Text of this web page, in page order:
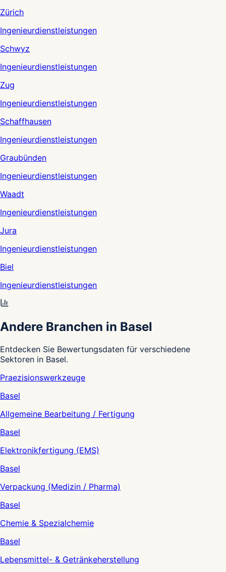
Zürich
Ingenieurdienstleistungen
Schwyz
Ingenieurdienstleistungen
Zug
Ingenieurdienstleistungen
Schaffhausen
Ingenieurdienstleistungen
Graubünden
Ingenieurdienstleistungen
Waadt
Ingenieurdienstleistungen
Jura
Ingenieurdienstleistungen
Biel
Ingenieurdienstleistungen
Andere Branchen in Basel
Entdecken Sie Bewertungsdaten für verschiedene
Sektoren in Basel.
Praezisionswerkzeuge
Basel
Allgemeine Bearbeitung / Fertigung
Basel
Elektronikfertigung (EMS)
Basel
Verpackung (Medizin / Pharma)
Basel
Chemie & Spezialchemie
Basel
Lebensmittel- & Getränkeherstellung